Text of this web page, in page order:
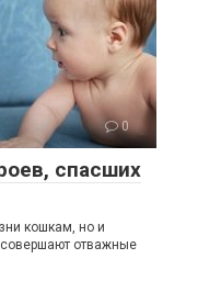
0
спасших
кошкам, но и
отважные